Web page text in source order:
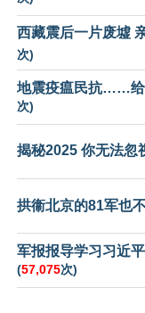
西藏震后一片废墟
次)
地震疫瘟民抗……给
次)
揭秘2025 你无法忽
拱衞北京的81军也
军报报导学习习近
(57,075次)